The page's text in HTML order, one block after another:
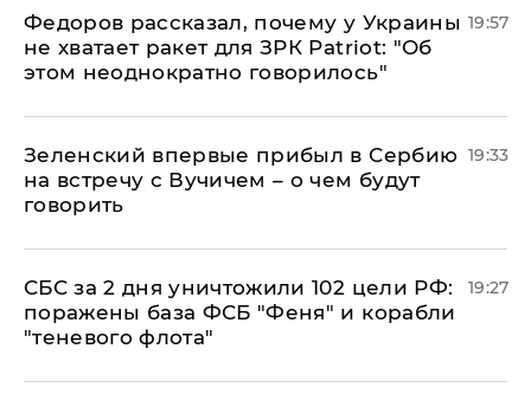
Федоров рассказал, почему у Украины
не хватает ракет для ЗРК Patriot: "Об
этом неоднократно говорилось"
19:57
Зеленский впервые прибыл в Сербию
на встречу с Вучичем – о чем будут
говорить
19:33
СБС за 2 дня уничтожили 102 цели РФ:
поражены база ФСБ "Феня" и корабли
"теневого флота"
19:27